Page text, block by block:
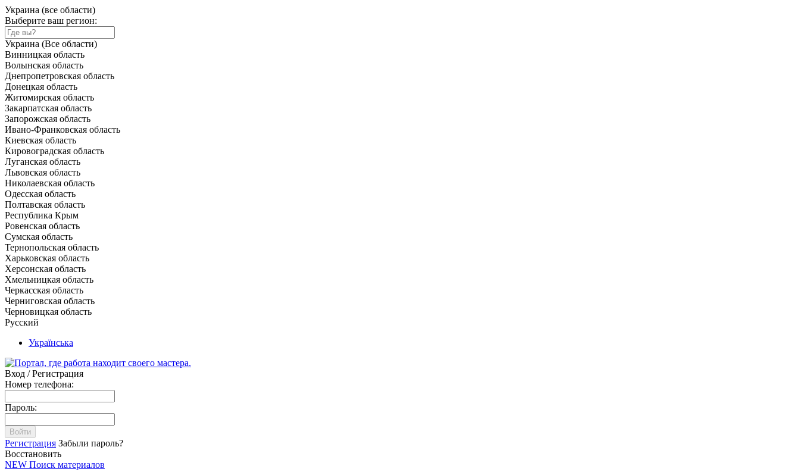
Украина (все области)
Выберите ваш регион:
Украина (Все области)
Винницкая область
Волынская область
Днепропетровская область
Донецкая область
Житомирская область
Закарпатская область
Запорожская область
Ивано-Франковская область
Киевская область
Кировоградская область
Луганская область
Львовская область
Николаевская область
Одесская область
Полтавская область
Республика Крым
Ровенская область
Сумская область
Тернопольская область
Харьковская область
Херсонская область
Хмельницкая область
Черкасская область
Черниговская область
Черновицкая область
Русский
Українська
Вход / Регистрация
Номер телефона:
Пароль:
Войти
Регистрация Забыли пароль?
Восстановить
NEW Поиск материалов